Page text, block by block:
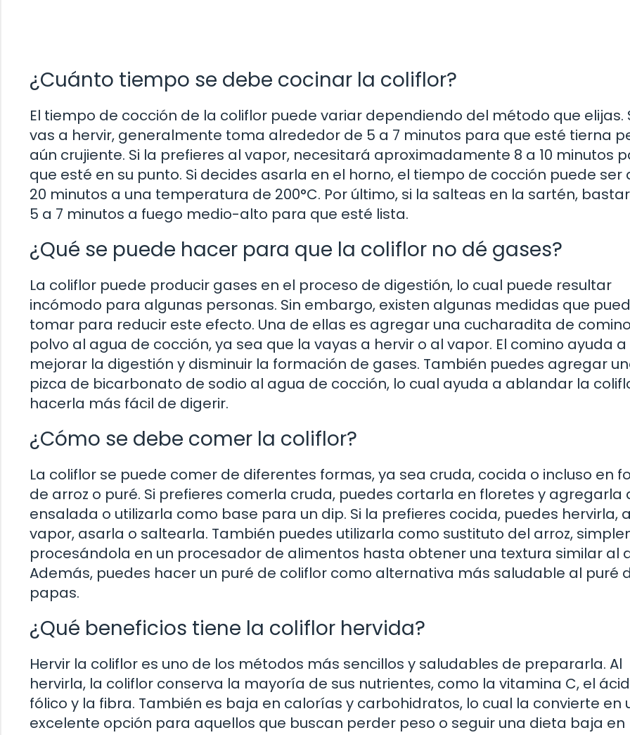
¿Cuánto tiempo se debe cocinar la coliflor?
El tiempo de cocción de la coliflor puede variar dependiendo del método que elijas.
vas a hervir, generalmente toma alrededor de 5 a 7 minutos para que esté tierna
aún crujiente. Si la prefieres al vapor, necesitará aproximadamente 8 a 10 minutos
que esté en su punto. Si decides asarla en el horno, el tiempo de cocción puede ser
20 minutos a una temperatura de 200°C. Por último, si la salteas en la sartén,
5 a 7 minutos a fuego medio-alto para que esté lista.
¿Qué se puede hacer para que la coliflor no dé gases?
La coliflor puede producir gases en el proceso de digestión, lo cual puede resultar
incómodo para algunas personas. Sin embargo, existen algunas medidas que
tomar para reducir este efecto. Una de ellas es agregar una cucharadita de
polvo al agua de cocción, ya sea que la vayas a hervir o al vapor. El comino ayuda a
mejorar la digestión y disminuir la formación de gases. También puedes agregar
pizca de bicarbonato de sodio al agua de cocción, lo cual ayuda a ablandar la
hacerla más fácil de digerir.
¿Cómo se debe comer la coliflor?
La coliflor se puede comer de diferentes formas, ya sea cruda, cocida o incluso en
de arroz o puré. Si prefieres comerla cruda, puedes cortarla en floretes y agregarla
ensalada o utilizarla como base para un dip. Si la prefieres cocida, puedes hervirla,
vapor, asarla o saltearla. También puedes utilizarla como sustituto del arroz,
procesándola en un procesador de alimentos hasta obtener una textura similar al
Además, puedes hacer un puré de coliflor como alternativa más saludable al puré
papas.
¿Qué beneficios tiene la coliflor hervida?
Hervir la coliflor es uno de los métodos más sencillos y saludables de prepararla. Al
hervirla, la coliflor conserva la mayoría de sus nutrientes, como la vitamina C, el
fólico y la fibra. También es baja en calorías y carbohidratos, lo cual la convierte en
excelente opción para aquellos que buscan perder peso o seguir una dieta baja en